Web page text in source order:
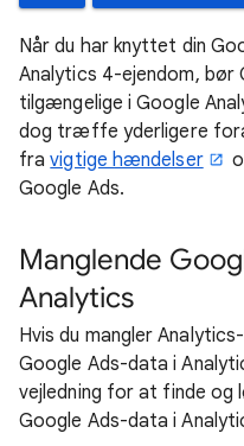
Når du har knyttet din
Analytics 4-ejendom,
tilgængelige i Google
dog træffe yderligere
fravigtige hændelser
Google Ads.
Manglende
Analytics
Hvis du mangler
Google Ads-data i
vejledning for at finde og
Google Ads-data i